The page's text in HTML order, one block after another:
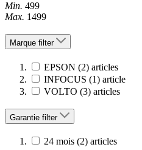
Min. 499
Max. 1499
Marque filter
EPSON (2) articles
INFOCUS (1) article
VOLTO (3) articles
Garantie filter
24 mois (2) articles